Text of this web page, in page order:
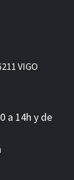
VIGO
a 14h y de